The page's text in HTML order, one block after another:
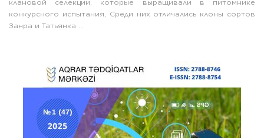
клановой селекции, которые выращивали в питомнике
конкурсного испытания, Среди них отличались клоны сортов
Занра и Татьянка ...
Prev